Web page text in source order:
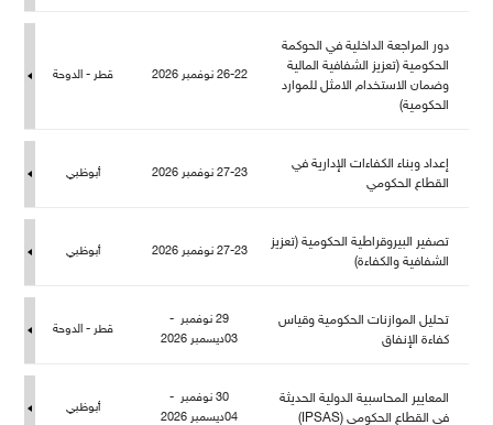
دور المراجعة الداخلية في الحوكمة
الحكومية (تعزيز الشفافية المالية
وضمان الاستخدام الامثل للموارد
الحكومية)
26-22 نوفمبر 2026 قطر - الدوحة
إعداد وبناء الكفاءات الإدارية في
القطاع الحكومي
27-23 نوفمبر 2026 أبوظبي
تصفير البيروقراطية الحكومية (تعزيز
الشفافية والكفاءة)
27-23 نوفمبر 2026 أبوظبي
تحليل الموازنات الحكومية وقياس
كفاءة الإنفاق
29 نوفمبر -
03ديسمبر 2026
قطر - الدوحة
المعايير المحاسبية الدولية الحديثة
في القطاع الحكومي (IPSAS)
30 نوفمبر -
04ديسمبر 2026
أبوظبي